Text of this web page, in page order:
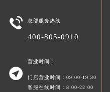
 总部服务热线
400-805-0910

营业时间：
门店营业时间：09:00-19:30
客服在线时间：8:00-22:00